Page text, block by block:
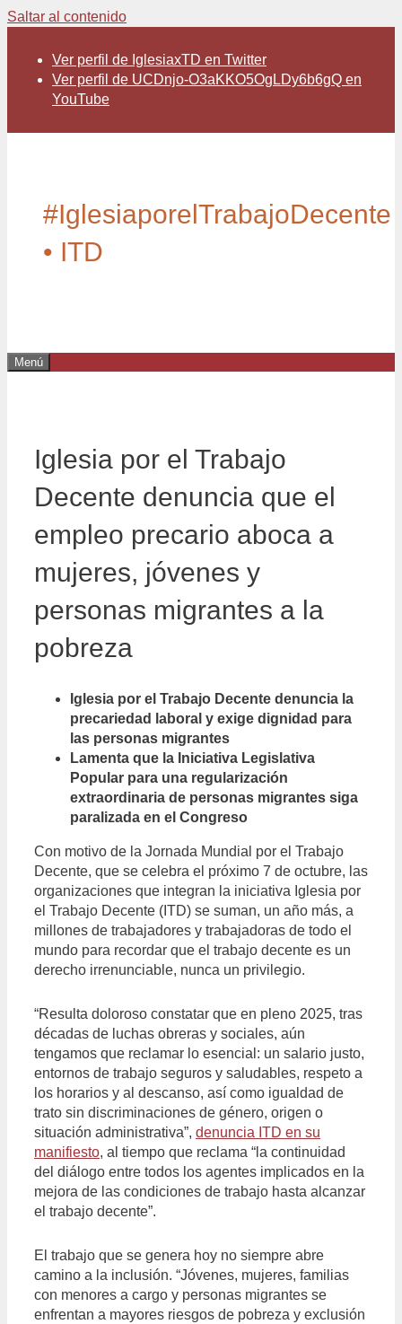
Saltar al contenido
Ver perfil de IglesiaxTD en Twitter
Ver perfil de UCDnjo-O3aKKO5OgLDy6b6gQ en
YouTube
#IglesiaporelTrabajoDecente
• ITD
Menú
Iglesia por el Trabajo
Decente denuncia que el
empleo precario aboca a
mujeres, jóvenes y
personas migrantes a la
pobreza
Iglesia por el Trabajo Decente denuncia la
precariedad laboral y exige dignidad para
las personas migrantes
Lamenta que la Iniciativa Legislativa
Popular para una regularización
extraordinaria de personas migrantes siga
paralizada en el Congreso
Con motivo de la Jornada Mundial por el Trabajo
Decente, que se celebra el próximo 7 de octubre, las
organizaciones que integran la iniciativa Iglesia por
el Trabajo Decente (ITD) se suman, un año más, a
millones de trabajadores y trabajadoras de todo el
mundo para recordar que el trabajo decente es un
derecho irrenunciable, nunca un privilegio.
“Resulta doloroso constatar que en pleno 2025, tras
décadas de luchas obreras y sociales, aún
tengamos que reclamar lo esencial: un salario justo,
entornos de trabajo seguros y saludables, respeto a
los horarios y al descanso, así como igualdad de
trato sin discriminaciones de género, origen o
situación administrativa”, denuncia ITD en su
manifiesto, al tiempo que reclama “la continuidad
del diálogo entre todos los agentes implicados en la
mejora de las condiciones de trabajo hasta alcanzar
el trabajo decente”.
El trabajo que se genera hoy no siempre abre
camino a la inclusión. “Jóvenes, mujeres, familias
con menores a cargo y personas migrantes se
enfrentan a mayores riesgos de pobreza y exclusión